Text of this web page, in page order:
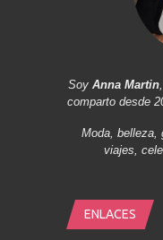
Soy Anna Martin
comparto desde
Moda, belleza,
viajes,
ENLACES